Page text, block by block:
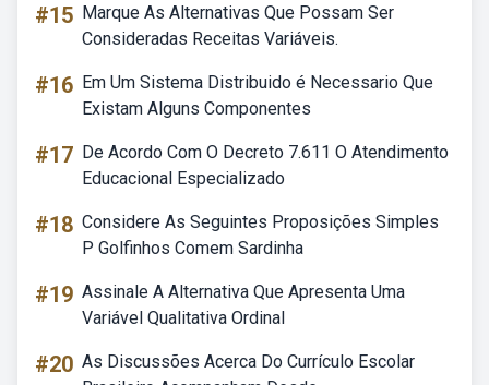
#15 Marque As Alternativas Que Possam Ser
Consideradas Receitas Variáveis.
#16 Em Um Sistema Distribuido é Necessario Que
Existam Alguns Componentes
#17 De Acordo Com O Decreto 7.611 O Atendimento
Educacional Especializado
#18 Considere As Seguintes Proposições Simples
P Golfinhos Comem Sardinha
#19 Assinale A Alternativa Que Apresenta Uma
Variável Qualitativa Ordinal
#20 As Discussões Acerca Do Currículo Escolar